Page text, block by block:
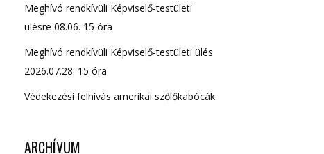
Meghívó rendkívüli Képviselő-testületi
ülésre 08.06. 15 óra
Meghívó rendkívüli Képviselő-testületi ülés
2026.07.28. 15 óra
Védekezési felhívás amerikai szőlőkabócák
ARCHÍVUM